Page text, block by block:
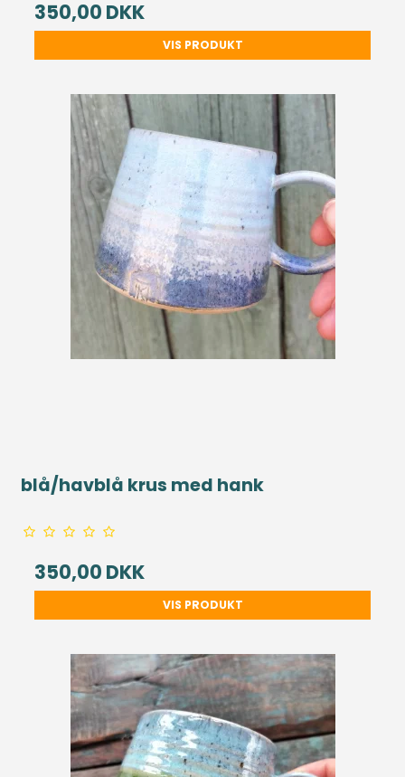
350,00 DKK
VIS PRODUKT
blå/havblå krus med hank
350,00 DKK
VIS PRODUKT